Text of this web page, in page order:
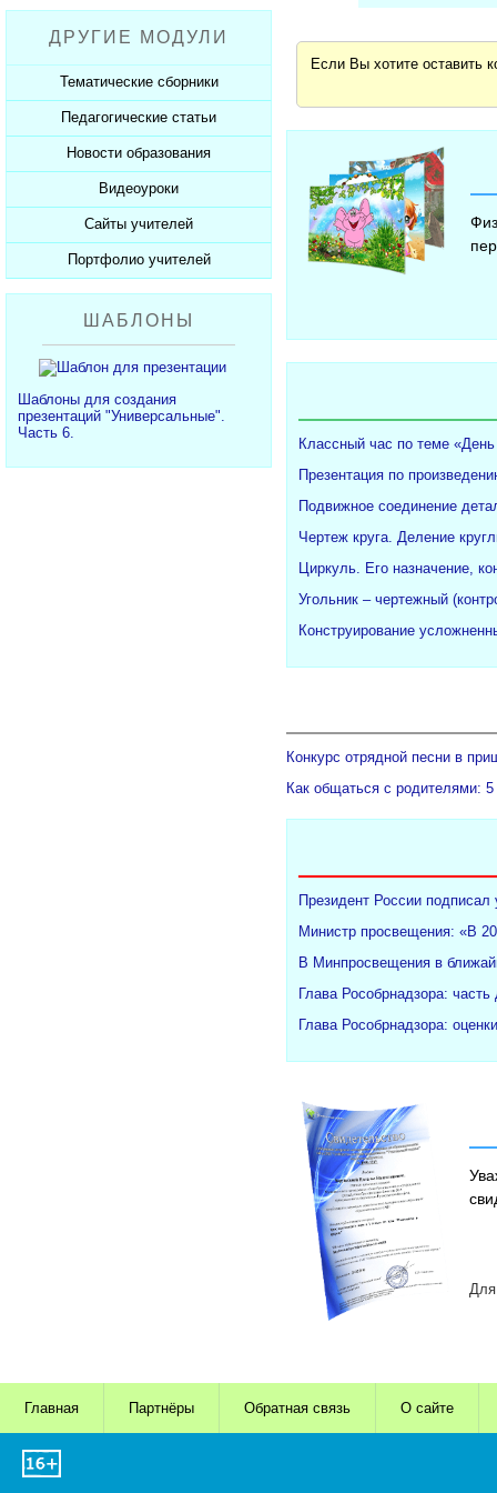
Пожарная безопасность
СанПиНы
Должностные обязанности
Планы, справки, протоколы
Презентации к Дню матери
Презентации к Новому году
Презентации к 23 февраля
Презентации к 8 марта
Презентации к Дню Победы
350 лет Петру I
Разработки учащихся
Софт для учителя
ДРУГИЕ МОДУЛИ
Тематические сборники
Сборники презентаций
Педагогические статьи
Каталог статей
Добавить статью
Новости образования
Новости образования
Видеоуроки
Видеоуроки ЕГЭ и ОГЭ
Сайты учителей
Каталог сайтов
Добавить сайт
Портфолио учителей
Каталог портфолио
Добавить портфолио
ШАБЛОНЫ
Шаблоны для создания
презентаций "Универсальные".
Часть 6.
Если Вы хотите оставить
Классный час по теме
Презентация по
Подвижное соединение
Чертеж круга. Деление
Циркуль. Его назначение,
Угольник – чертежный
Конструирование
Конкурс отрядной песни в
Как общаться с родителями: 5
Президент России подписал
Министр просвещения: «В
В Минпросвещения в
Глава Рособрнадзора:
Глава Рособрнадзора:
Для
Главная Партнёры Обратная связь О сайте